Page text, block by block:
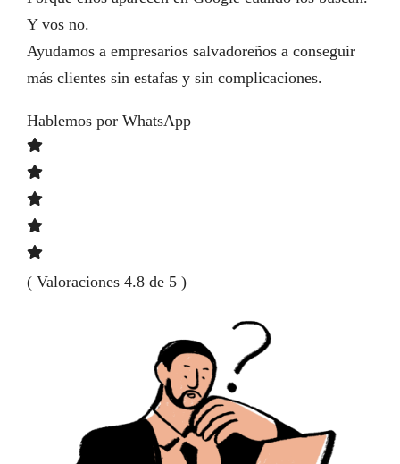
Y vos no.
Ayudamos a empresarios salvadoreños a conseguir
más clientes sin estafas y sin complicaciones.
Hablemos por WhatsApp
( Valoraciones 4.8 de 5 )